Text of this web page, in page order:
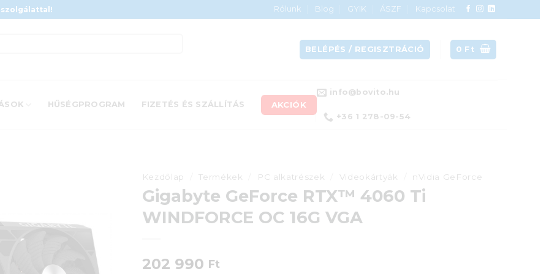
Rólunk Blog GYIK ÁSZF
Kapcsolat
BELÉPÉS / REGISZTRÁCIÓ 0 Ft
HŰSÉGPROGRAM FIZETÉS ÉS SZÁLLÍTÁS AKCIÓK
info@bovito.hu
+36 1 278-09-54
Kezdőlap Termékek PC alkatrészek Videokártyák nVidia GeForce
Gigabyte GeForce RTX™ 4060 Ti
WINDFORCE OC 16G VGA
202 990 Ft